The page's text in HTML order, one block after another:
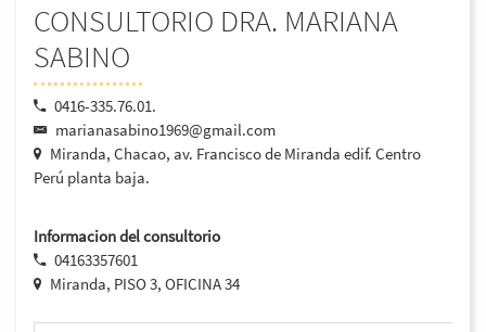
CONSULTORIO DRA. MARIANA
SABINO
0416-335.76.01.
marianasabino1969@gmail.com
Miranda, Chacao, av. Francisco de Miranda edif. Centro
Perú planta baja.
Informacion del consultorio
04163357601
Miranda, PISO 3, OFICINA 34